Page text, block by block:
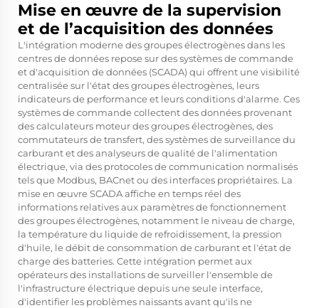
Mise en œuvre de la supervision
et de l’acquisition des données
L'intégration moderne des groupes électrogènes dans les
centres de données repose sur des systèmes de commande
et d'acquisition de données (SCADA) qui offrent une visibilité
centralisée sur l'état des groupes électrogènes, leurs
indicateurs de performance et leurs conditions d'alarme. Ces
systèmes de commande collectent des données provenant
des calculateurs moteur des groupes électrogènes, des
commutateurs de transfert, des systèmes de surveillance du
carburant et des analyseurs de qualité de l'alimentation
électrique, via des protocoles de communication normalisés
tels que Modbus, BACnet ou des interfaces propriétaires. La
mise en œuvre SCADA affiche en temps réel des
informations relatives aux paramètres de fonctionnement
des groupes électrogènes, notamment le niveau de charge,
la température du liquide de refroidissement, la pression
d'huile, le débit de consommation de carburant et l'état de
charge des batteries. Cette intégration permet aux
opérateurs des installations de surveiller l'ensemble de
l'infrastructure électrique depuis une seule interface,
d'identifier les problèmes naissants avant qu'ils ne